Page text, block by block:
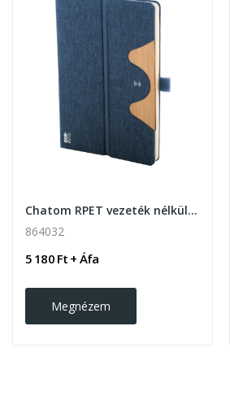
Chatom RPET vezeték nélküli töltős jegyzetfüzet
864032
5 180 Ft + Áfa
Megnézem